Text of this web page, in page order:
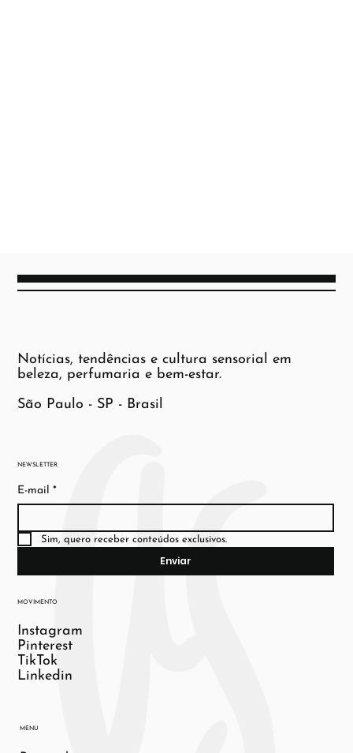
NEWSLETTER
E-mail *
Sim, quero receber conteúdos exclusivos.
Enviar
MOVIMENTO
Instagram
Pinterest
TikTok
Linkedin
MENU
Notícias, tendências e cultura sensorial em
beleza, perfumaria e bem-estar.
São Paulo - SP - Brasil